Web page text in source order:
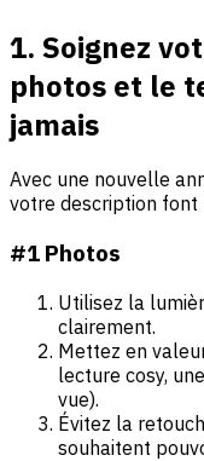
1. Soignez
photos et le
jamais
Avec une nouvelle
votre description
#1 Photos
Utilisez la
clairement.
Mettez en
lecture cosy,
vue).
Évitez la
souhaitent